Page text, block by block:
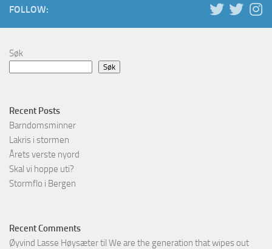
FOLLOW:
Søk
Søk
Recent Posts
Barndomsminner
Lakris i stormen
Årets verste nyord
Skal vi hoppe uti?
Stormflo i Bergen
Recent Comments
Øyvind Lasse Høysætertil We are the generation that wipes out